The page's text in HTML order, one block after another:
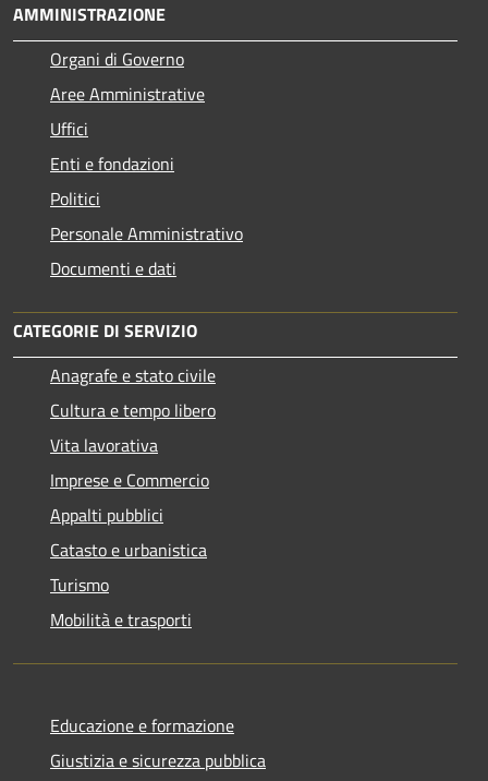
AMMINISTRAZIONE
Organi di Governo
Aree Amministrative
Uffici
Enti e fondazioni
Politici
Personale Amministrativo
Documenti e dati
CATEGORIE DI SERVIZIO
Anagrafe e stato civile
Cultura e tempo libero
Vita lavorativa
Imprese e Commercio
Appalti pubblici
Catasto e urbanistica
Turismo
Mobilità e trasporti
Educazione e formazione
Giustizia e sicurezza pubblica